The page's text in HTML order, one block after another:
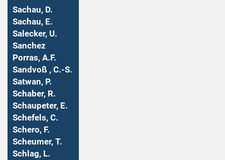
Sachau, D.
Sachau, E.
Salecker, U.
Sanchez
Porras, A.F.
Sandvoß , C.-S.
Satwan, P.
Schaber, R.
Schaupeter, E.
Schefels, C.
Schero, F.
Scheumer, T.
Schlag, L.